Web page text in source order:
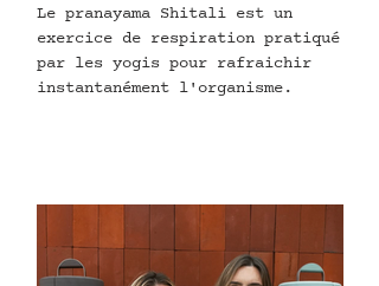
Le pranayama Shitali est un
exercice de respiration pratiqué
par les yogis pour rafraichir
instantanément l'organisme.